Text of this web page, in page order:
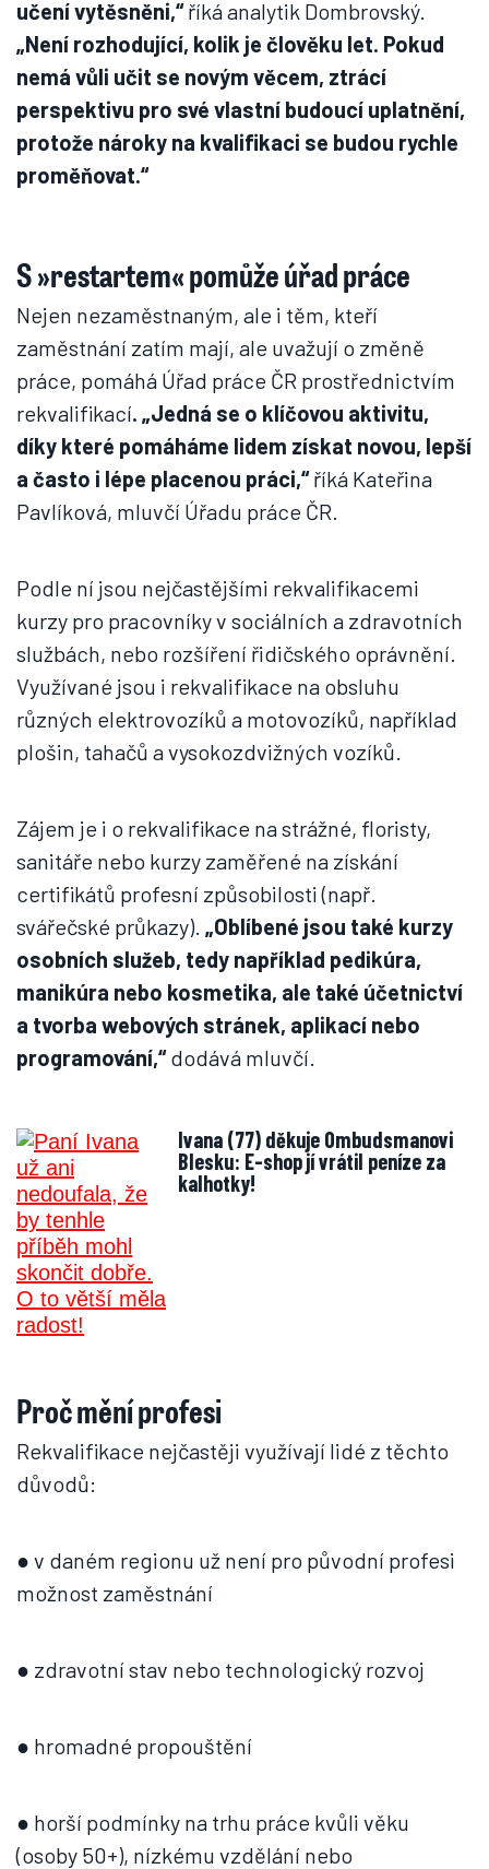
učení vytěsněni,“říká analytik Dombrovský.
„Není rozhodující, kolik je člověku let. Pokud
nemá vůli učit se novým věcem, ztrácí
perspektivu pro své vlastní budoucí uplatnění,
protože nároky na kvalifikaci se budou rychle
proměňovat.“
S »restartem« pomůže úřad práce
Nejen nezaměstnaným, ale i těm, kteří
zaměstnání zatím mají, ale uvažují o změně
práce, pomáhá Úřad práce ČR prostřednictvím
rekvalifikací. „Jedná se o klíčovou aktivitu,
díky které pomáháme lidem získat novou, lepší
a často i lépe placenou práci,“říká Kateřina
Pavlíková, mluvčí Úřadu práce ČR.
Podle ní jsou nejčastějšími rekvalifikacemi
kurzy pro pracovníky v sociálních a zdravotních
službách, nebo rozšíření řidičského oprávnění.
Využívané jsou i rekvalifikace na obsluhu
různých elektrovozíků a motovozíků, například
plošin, tahačů a vysokozdvižných vozíků.
Zájem je i o rekvalifikace na strážné, floristy,
sanitáře nebo kurzy zaměřené na získání
certifikátů profesní způsobilosti (např.
svářečské průkazy). „Oblíbené jsou také kurzy
osobních služeb, tedy například pedikúra,
manikúra nebo kosmetika, ale také účetnictví
a tvorba webových stránek, aplikací nebo
programování,“dodává mluvčí.
Ivana (77) děkuje Ombudsmanovi
Blesku: E-shop jí vrátil peníze za
kalhotky!
Proč mění profesi
Rekvalifikace nejčastěji využívají lidé z těchto
důvodů:
● v daném regionu už není pro původní profesi
možnost zaměstnání
● zdravotní stav nebo technologický rozvoj
● hromadné propouštění
● horší podmínky na trhu práce kvůli věku
(osoby 50+), nízkému vzdělání nebo